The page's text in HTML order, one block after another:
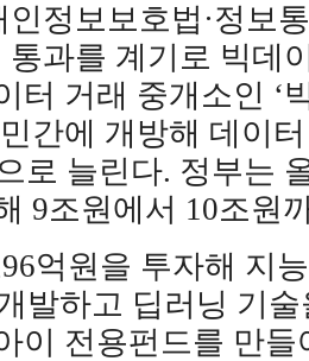
정보보호법·정보
통과를 계기로 빅데
터 거래 중개소인 ‘
간에 개방해 데이
로 늘린다. 정부는
9조원에서 10조원
억원을 투자해 지
발하고 딥러닝 기
이 전용펀드를 만